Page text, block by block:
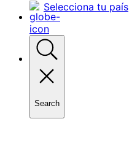
Content
Footer
Selecciona tu país
Search
Toggle